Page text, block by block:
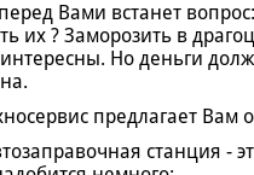
Вами встанет
их ? Заморозить в
Но деньги
предлагает
станция -